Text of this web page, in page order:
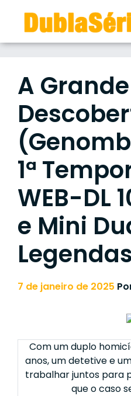
content
A Grande
1ª
WEB-DL
e Mini
Legendas
7 de janeiro de 2025
Com um duplo
anos, um detetive e
trabalhar juntos para
que o caso